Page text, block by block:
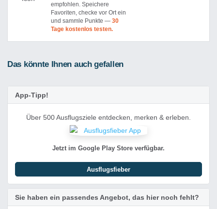
empfohlen. Speichere
Favoriten, checke vor Ort ein
und sammle Punkte —30
Tage kostenlos testen.
Das könnte Ihnen auch gefallen
App-Tipp!
Über 500 Ausflugsziele entdecken, merken & erleben.
Jetzt im Google Play Store verfügbar.
Ausflugsfieber
Sie haben ein passendes Angebot, das hier noch fehlt?